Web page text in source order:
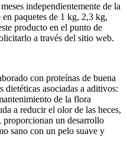
independientemente de la
paquetes de 1 kg, 2,3 kg,
producto en el punto de
a través del sitio web.
con proteínas de buena
asociadas a aditivos:
de la flora
a reducir el olor de las heces,
un desarrollo
sano con un pelo suave y